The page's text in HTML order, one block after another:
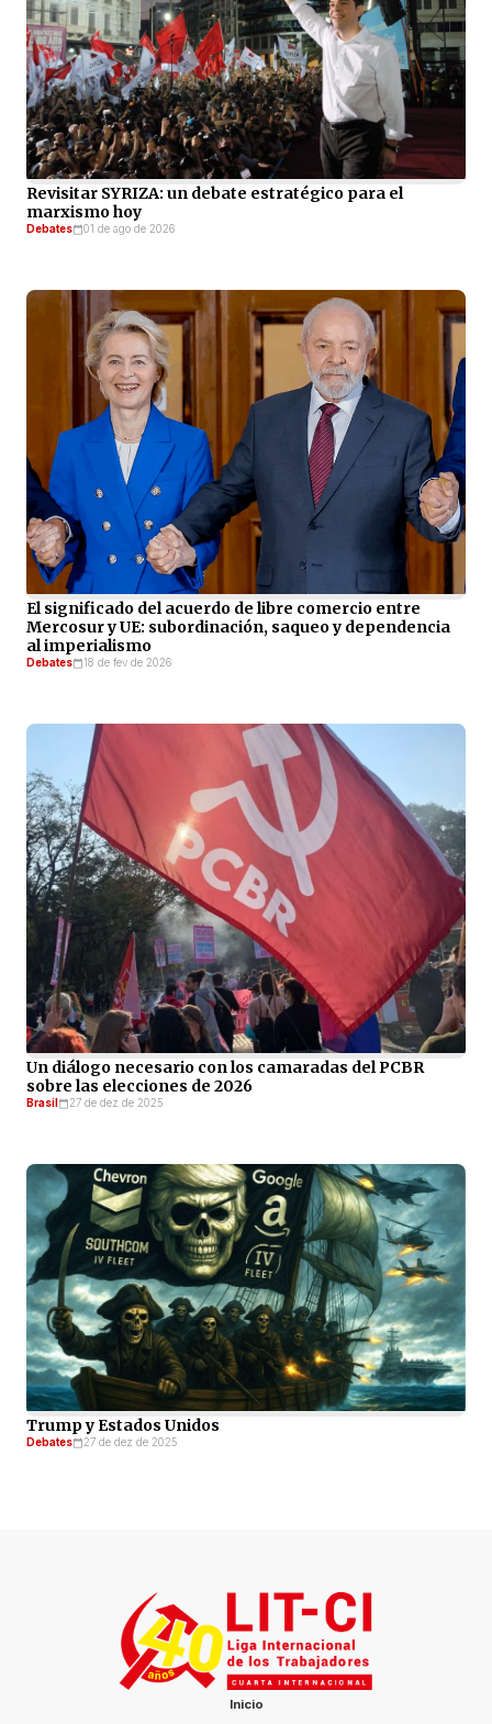
Revisitar SYRIZA: un debate estratégico para el
marxismo hoy
Debates 01 de ago de 2026
El significado del acuerdo de libre comercio entre
Mercosur y UE: subordinación, saqueo y dependencia
al imperialismo
Debates 18 de fev de 2026
Un diálogo necesario con los camaradas del PCBR
sobre las elecciones de 2026
Brasil 27 de dez de 2025
Trump y Estados Unidos
Debates 27 de dez de 2025
Inicio